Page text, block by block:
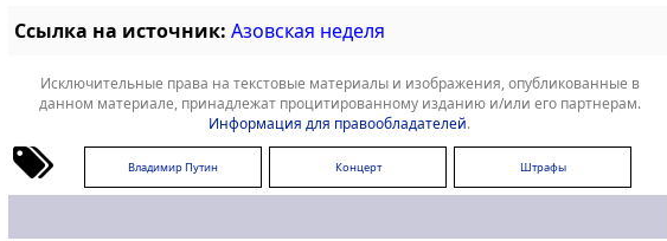
Ссылка на источник: Азовская неделя
Исключительные права на текстовые материалы и изображения, опубликованные в
данном материале, принадлежат процитированному изданию и/или его партнерам.
Информация для правообладателей.
Владимир Путин Концерт Штрафы